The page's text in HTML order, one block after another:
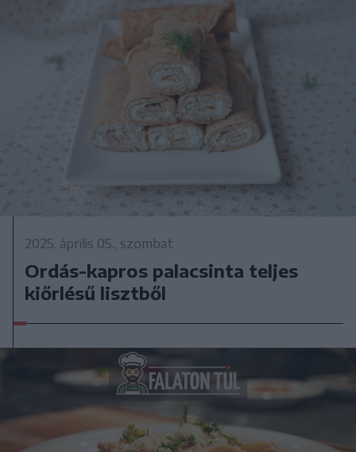
2025. április 05., szombat
Ordás-kapros palacsinta teljes
kiőrlésű lisztből